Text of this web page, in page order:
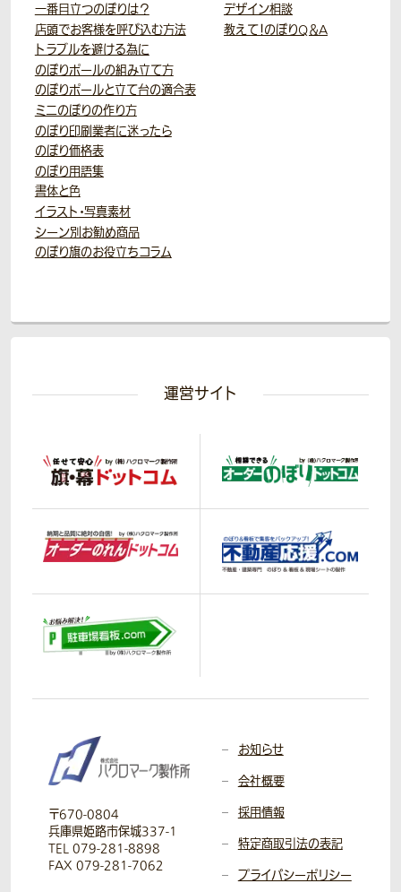
一番目立つのぼりは？
店頭でお客様を呼び込む方法
トラブルを避ける為に
のぼりポールの組み立て方
のぼりポールと立て台の適合表
ミニのぼりの作り方
のぼり印刷業者に迷ったら
のぼり価格表
のぼり用語集
書体と色
イラスト・写真素材
シーン別お勧め商品
のぼり旗のお役立ちコラム
デザイン相談
教えて！のぼりQ＆A
運営サイト
〒670-0804
兵庫県姫路市保城337-1
TEL 079-281-8898
FAX 079-281-7062
お知らせ
会社概要
採用情報
特定商取引法の表記
プライバシーポリシー